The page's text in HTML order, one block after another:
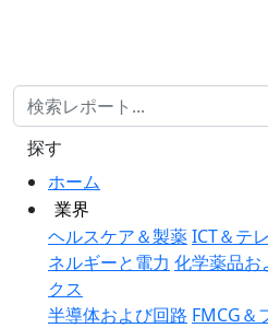
ホーム
業界
ヘルスケア＆製薬ICT＆テ
ネルギーと電力 化学薬品お
クス
半導体および回路 FMCG＆
探す